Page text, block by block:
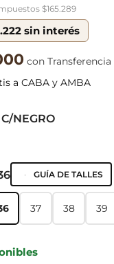
C/NEGRO
GUÍA DE TALLES
36 37
37 38
38 39
39
$165.289
sin interés
con Transferencia
a CABA y AMBA